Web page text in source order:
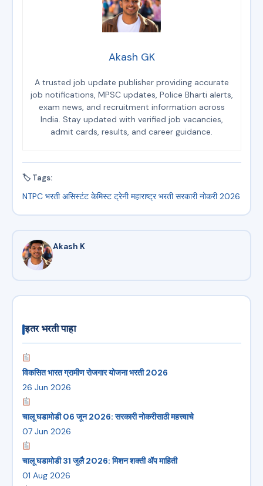
Akash GK
A trusted job update publisher providing accurate
job notifications, MPSC updates, Police Bharti alerts,
exam news, and recruitment information across
India. Stay updated with verified job vacancies,
admit cards, results, and career guidance.
🏷 Tags:
NTPC भरती असिस्टंट केमिस्ट ट्रेनी महाराष्ट्र भरती सरकारी नोकरी 2026
Akash K
इतर भरती पाहा
विकसित भारत ग्रामीण रोजगार योजना भरती 2026
26 Jun 2026
चालू घडामोडी 06 जून 2026: सरकारी नोकरीसाठी महत्त्वाचे
07 Jun 2026
चालू घडामोडी 31 जुलै 2026: मिशन शक्ती ॲप माहिती
01 Aug 2026